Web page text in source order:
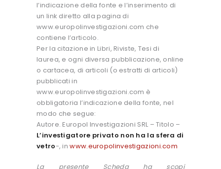
l’indicazione della fonte e l’inserimento di
un link diretto alla pagina di
www.europolinvestigazioni.com che
contiene l’articolo.
Per la citazione in Libri, Riviste, Tesi di
laurea, e ogni diversa pubblicazione, online
o cartacea, di articoli (o estratti di articoli)
pubblicati in
www.europolinvestigazioni.com è
obbligatoria l’indicazione della fonte, nel
modo che segue:
Autore. Europol Investigazioni SRL – Titolo –
L’investigatore privato non ha la sfera di
vetro-, inwww.europolinvestigazioni.com
La presente Scheda ha scopi